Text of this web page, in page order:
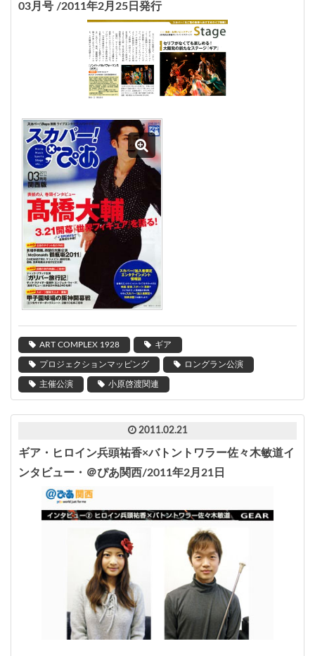
03月号 /2011年2月25日発行
ART COMPLEX 1928 ギア
プロジェクションマッピング ロングラン公演
主催公演 小原啓渡関連
2011.02.21
ギア・ヒロイン兵頭祐香×バトントワラー佐々木敏道イ
ンタビュー・＠ぴあ関西/2011年2月21日